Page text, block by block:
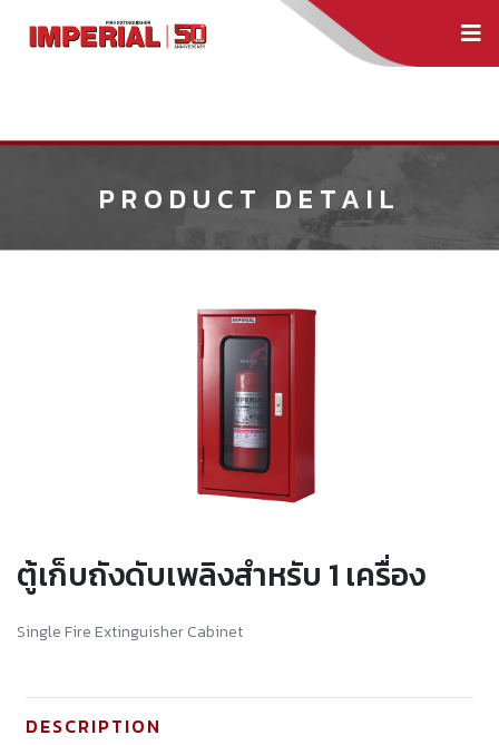
PRODUCT DETAIL
ตู้เก็บถังดับเพลิงสำหรับ 1 เครื่อง
Single Fire Extinguisher Cabinet
DESCRIPTION